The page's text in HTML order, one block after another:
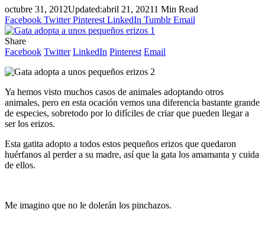
octubre 31, 2012Updated:abril 21, 20211 Min Read
Facebook Twitter Pinterest LinkedIn Tumblr Email
Share
Facebook Twitter LinkedIn Pinterest Email
Ya hemos visto muchos casos de animales adoptando otros
animales, pero en esta ocación vemos una diferencia bastante grande
de especies, sobretodo por lo difíciles de criar que pueden llegar a
ser los erizos.
Esta gatita adopto a todos estos pequeños erizos que quedaron
huérfanos al perder a su madre, así que la gata los amamanta y cuida
de ellos.
Me imagino que no le dolerán los pinchazos.